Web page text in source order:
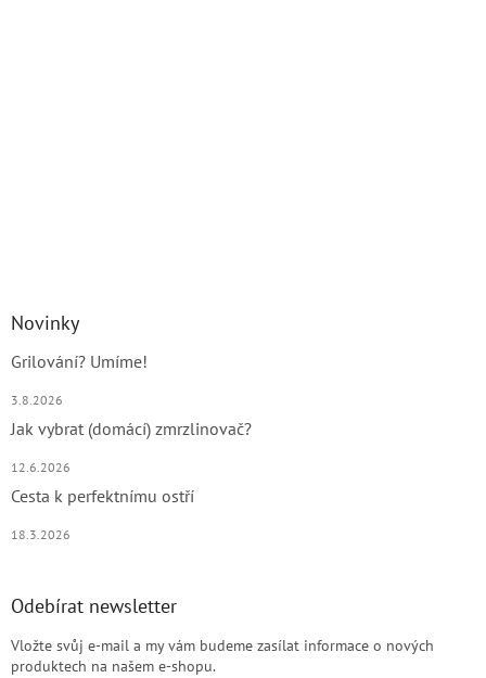
Novinky
Grilování? Umíme!
3.8.2026
Jak vybrat (domácí) zmrzlinovač?
12.6.2026
Cesta k perfektnímu ostří
18.3.2026
Odebírat newsletter
Vložte svůj e-mail a my vám budeme zasílat informace o nových
produktech na našem e-shopu.